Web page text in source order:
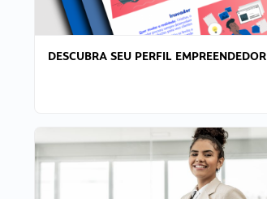
DESCUBRA SEU PERFIL EMPREENDEDOR